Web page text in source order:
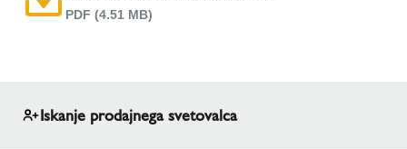
PDF (4.51 MB)
Iskanje prodajnega svetovalca